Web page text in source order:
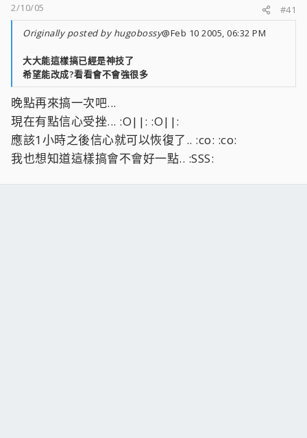
2/10/05
#41
Originally posted by hugobossy@Feb 10 2005, 06:32 PM
大大能這樣搞已經是神技了
希望能改成?看看會不會強很多
晚點再來搞一次吧...
現在有點信心受挫... :O||: :O||:
應該1小時之後信心就可以恢復了.. :co: :co:
我也想知道這樣搞會不會好一點.. :SSS: